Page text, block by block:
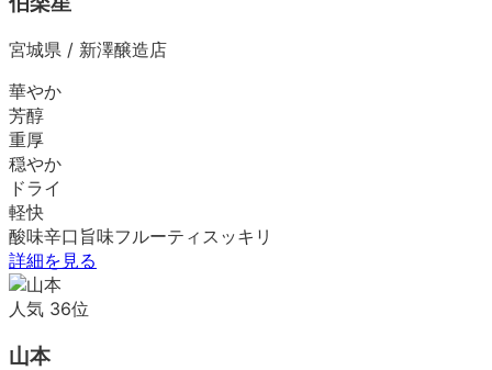
宮城県 / 新澤醸造店
華やか
芳醇
重厚
穏やか
ドライ
軽快
酸味辛口 旨味フルーティ スッキリ
詳細を見る
人気 36位
山本